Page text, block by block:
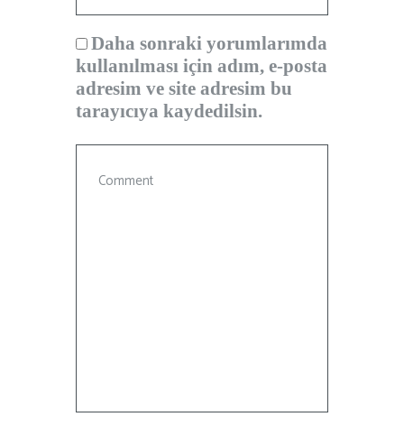
Daha sonraki yorumlarımda
kullanılması için adım, e-posta
adresim ve site adresim bu
tarayıcıya kaydedilsin.